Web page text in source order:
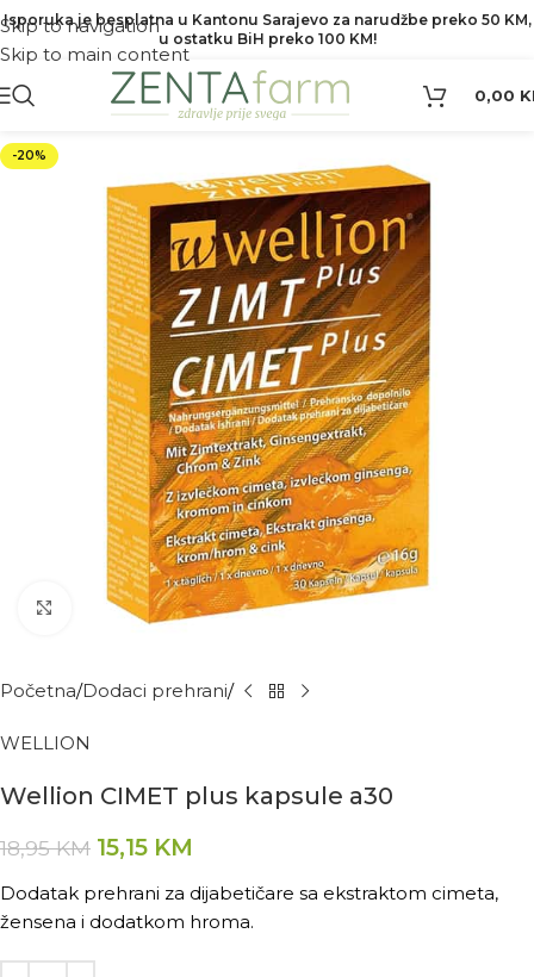
Skip to navigation
Skip to main content
Isporuka je besplatna u Kantonu Sarajevo za narudžbe preko 50 KM,
u ostatku BiH preko 100 KM!
0,00
-20%
Kliknite za povećanje
Početna Dodaci prehrani
WELLION
Wellion CIMET plus kapsule a30
18,95KM 15,15 KM
Dodatak prehrani za dijabetičare sa ekstraktom cimeta,
žensena i dodatkom hroma.